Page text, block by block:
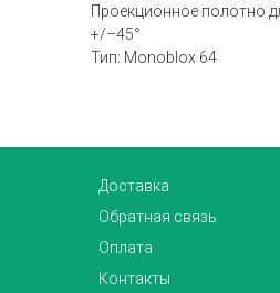
Проекционное полотно
+/–45°
Тип: Monoblox 64
Доставка
Обратная связь
Оплата
Контакты